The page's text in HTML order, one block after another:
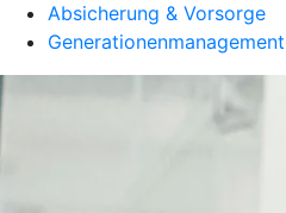
Absicherung & Vorsorge
Generationenmanagement